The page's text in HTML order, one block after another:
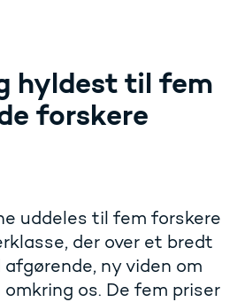
hyldest til fem
forskere
uddeles til fem forskere
der over et bredt
ny viden om
os. De fem priser